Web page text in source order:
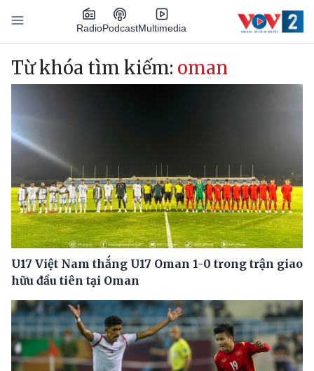
Nhảy đến nội dung
RadioPodcastMultimedia
Main navigation
Từ khóa tìm kiếm: oman
U17 Việt Nam thắng U17 Oman 1-0 trong trận giao
hữu đầu tiên tại Oman